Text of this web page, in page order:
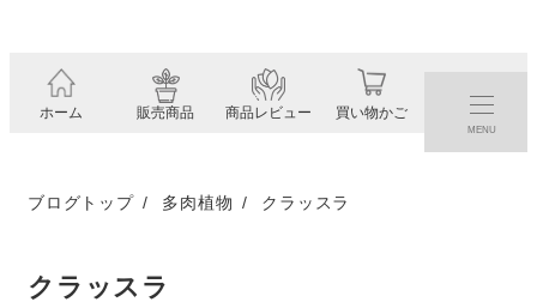
ホーム 販売商品 商品レビュー 買い物かご
MENU
ブログトップ 多肉植物 クラッスラ
クラッスラ